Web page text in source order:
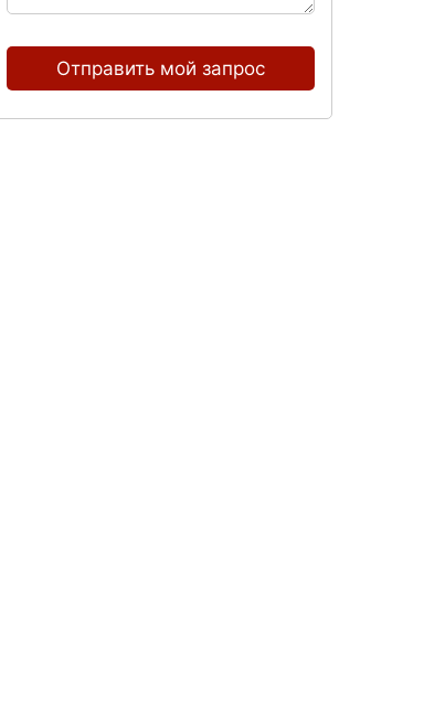
Отправить мой запрос